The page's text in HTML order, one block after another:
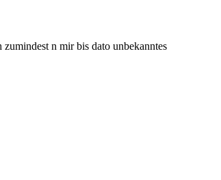
n mir bis dato unbekanntes